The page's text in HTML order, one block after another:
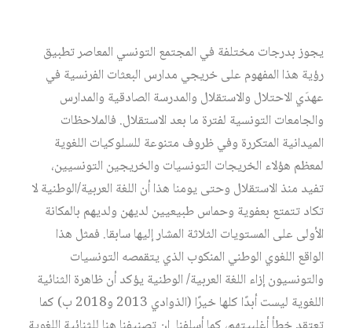
يجوز بدرجات مختلفة في المجتمع التونسي المعاصر تطبيق
رؤية هذا المفهوم على خريجي مدارس البعثات الفرنسية في
عهدَي الاحتلال والاستقلال والمدرسة الصادقية والمدارس
والجامعات التونسية لفترة ما بعد الاستقلال. فالملاحظات
الميدانية المتكررة وفي ظروف متنوعة للسلوكيات اللغوية
لمعظم هؤلاء الخريجات التونسيات والخريجين التونسيين،
تفيد منذ الاستقلال وحتى يومنا هذا أن اللغة العربية/الوطنية لا
تكاد تتمتع بعفوية وحماس طبيعيين لديهن ولديهم بالمكانة
الأولى على المستويات الثلاثة المشار إليها سابقا. فمثل هذا
الواقع اللغوي الوطني المنكوب الذي يتقمصه التونسيات
والتونسيون إزاء اللغة العربية/ الوطنية يؤكد أن ظاهرة الثنائية
اللغوية ليست أبدًا كلها خيرًا (الذوادي 2013 و2018 ب) كما